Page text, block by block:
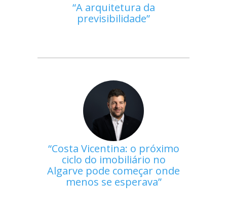
A arquitetura da
previsibilidade
Costa Vicentina: o próximo
ciclo do imobiliário no
Algarve pode começar onde
menos se esperava